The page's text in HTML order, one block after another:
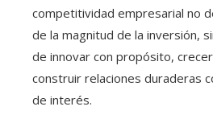
competitividad empresarial no
de la magnitud de la inversión,
de innovar con propósito,
construir relaciones duraderas
de interés.